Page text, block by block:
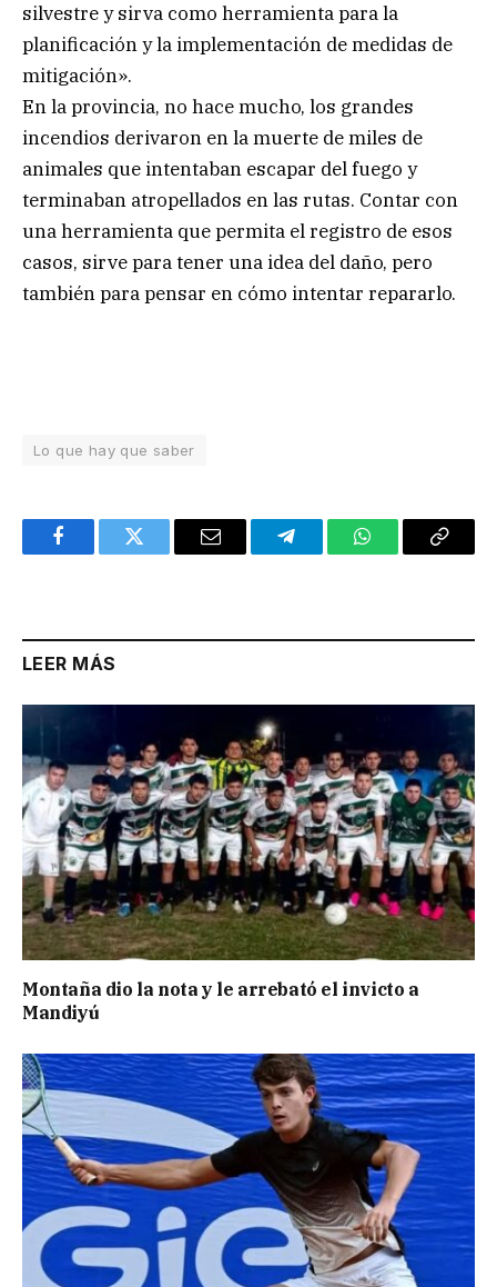
silvestre y sirva como herramienta para la
planificación y la implementación de medidas de
mitigación».
En la provincia, no hace mucho, los grandes
incendios derivaron en la muerte de miles de
animales que intentaban escapar del fuego y
terminaban atropellados en las rutas. Contar con
una herramienta que permita el registro de esos
casos, sirve para tener una idea del daño, pero
también para pensar en cómo intentar repararlo.
Lo que hay que saber
FacebookTwitter Email TelegramWhatsAppCopy
LEER MÁS
Montaña dio la nota y le arrebató el invicto a
Mandiyú